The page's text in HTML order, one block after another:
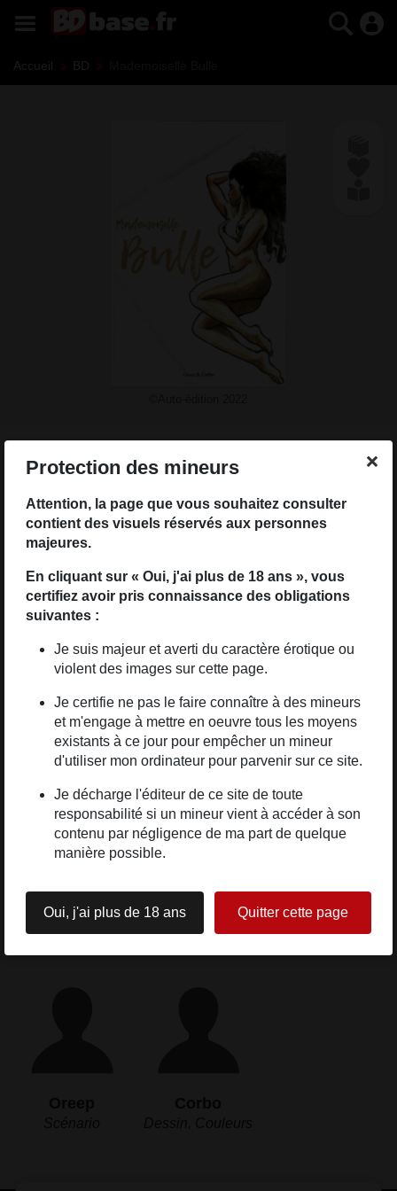
Accueil BD
Mademoiselle Bulle
Édition originale
Date de parution 1er janvier 2022
Pages
Illustations Couleurs
Format Format spécial
Indisponible
Les auteurs
Protection des mineurs
Attention, la page que vous souhaitez consulter
contient des visuels réservés aux personnes
majeures.
En cliquant sur « Oui, j'ai plus de 18 ans », vous
certifiez avoir pris connaissance des obligations
suivantes :
Je suis majeur et averti du caractère érotique ou
violent des images sur cette page.
Je certifie ne pas le faire connaître à des mineurs
et m'engage à mettre en oeuvre tous les moyens
existants à ce jour pour empêcher un mineur
d'utiliser mon ordinateur pour parvenir sur ce site.
Je décharge l'éditeur de ce site de toute
responsabilité si un mineur vient à accéder à son
contenu par négligence de ma part de quelque
manière possible.
Oui, j'ai plus de 18 ans Quitter cette page